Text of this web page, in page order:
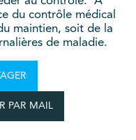
du contrôle médical
maintien, soit de la
de maladie.
PAR MAIL